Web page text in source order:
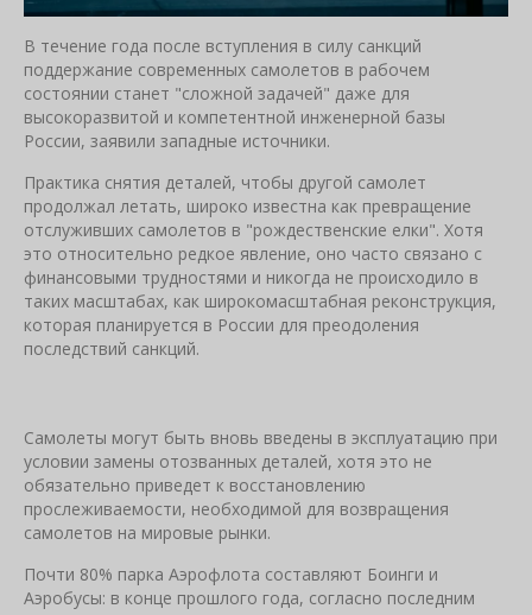
В течение года после вступления в силу санкций
поддержание современных самолетов в рабочем
состоянии станет "сложной задачей" даже для
высокоразвитой и компетентной инженерной базы
России, заявили западные источники.
Практика снятия деталей, чтобы другой самолет
продолжал летать, широко известна как превращение
отслуживших самолетов в "рождественские елки". Хотя
это относительно редкое явление, оно часто связано с
финансовыми трудностями и никогда не происходило в
таких масштабах, как широкомасштабная реконструкция,
которая планируется в России для преодоления
последствий санкций.
Самолеты могут быть вновь введены в эксплуатацию при
условии замены отозванных деталей, хотя это не
обязательно приведет к восстановлению
прослеживаемости, необходимой для возвращения
самолетов на мировые рынки.
Почти 80% парка Аэрофлота составляют Боинги и
Аэробусы: в конце прошлого года, согласно последним